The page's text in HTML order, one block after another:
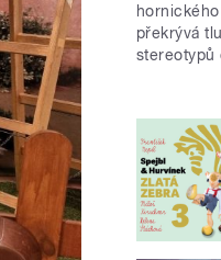
překrývá
stereotypů